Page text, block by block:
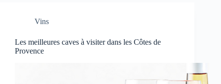
Vins
Les meilleures caves à visiter dans les Côtes de
Provence